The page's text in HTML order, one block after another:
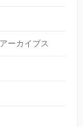
ーカイブス